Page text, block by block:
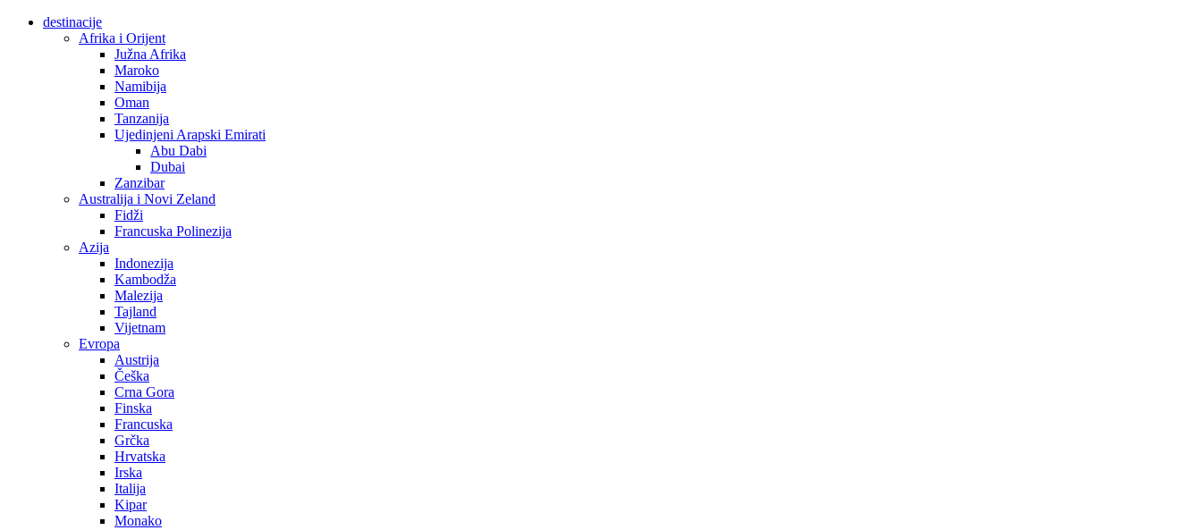
destinacije
Afrika i Orijent
Južna Afrika
Maroko
Namibija
Oman
Tanzanija
Ujedinjeni Arapski Emirati
Abu Dabi
Dubai
Zanzibar
Australija i Novi Zeland
Fidži
Francuska Polinezija
Azija
Indonezija
Kambodža
Malezija
Tajland
Vijetnam
Evropa
Austrija
Češka
Crna Gora
Finska
Francuska
Grčka
Hrvatska
Irska
Italija
Kipar
Monako